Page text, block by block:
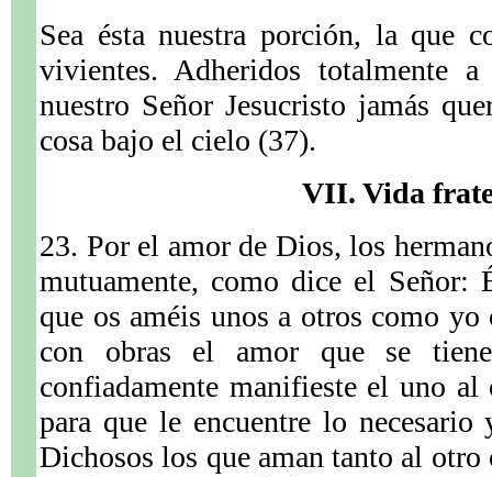
Sea ésta nuestra porción, la que
vivientes. Adheridos totalmente
nuestro Señor Jesucristo jamás
cosa bajo el cielo (37).
VII. Vida
23. Por el amor de Dios, los
mutuamente, como dice el Señor:
que os améis unos a otros como yo
con obras el amor que se
confiadamente manifieste el uno al
para que le encuentre lo
Dichosos los que aman tanto al otro